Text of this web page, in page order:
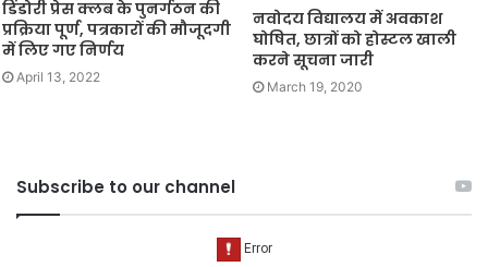
डिंडोरी प्रेस क्लब के पुनर्गठन की
प्रक्रिया पूर्ण, पत्रकारों की मौजूदगी
में लिए गए निर्णय
April 13, 2022
नवोदय विद्यालय में अवकाश
घोषित, छात्रों को होस्टल खाली
करने सूचना जारी
March 19, 2020
Subscribe to our channel